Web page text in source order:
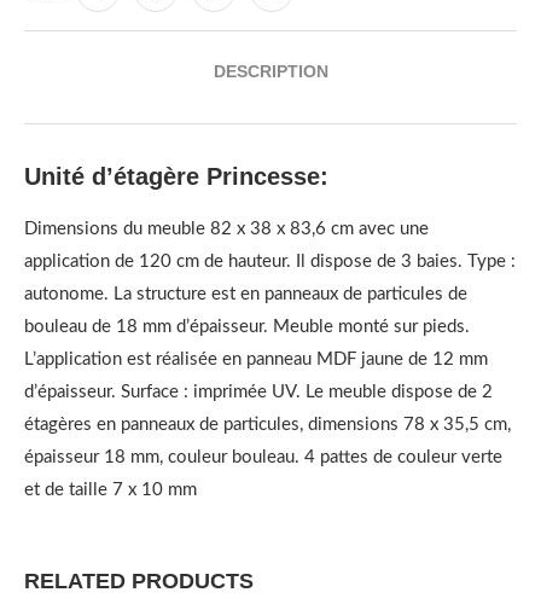
DESCRIPTION
Unité d’étagère Princesse:
Dimensions du meuble 82 x 38 x 83,6 cm avec une
application de 120 cm de hauteur. Il dispose de 3 baies. Type :
autonome. La structure est en panneaux de particules de
bouleau de 18 mm d’épaisseur. Meuble monté sur pieds.
L’application est réalisée en panneau MDF jaune de 12 mm
d’épaisseur. Surface : imprimée UV. Le meuble dispose de 2
étagères en panneaux de particules, dimensions 78 x 35,5 cm,
épaisseur 18 mm, couleur bouleau. 4 pattes de couleur verte
et de taille 7 x 10 mm
RELATED PRODUCTS